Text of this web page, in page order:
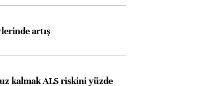
artış
kalmak ALS riskini yüzde